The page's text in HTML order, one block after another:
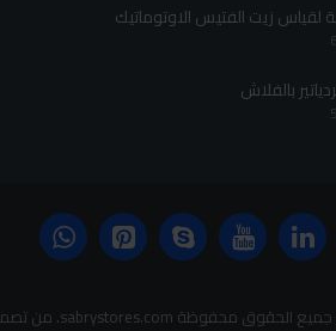
لقياس زيت الفتيس الاوتوماتيك
بالفلاش
5